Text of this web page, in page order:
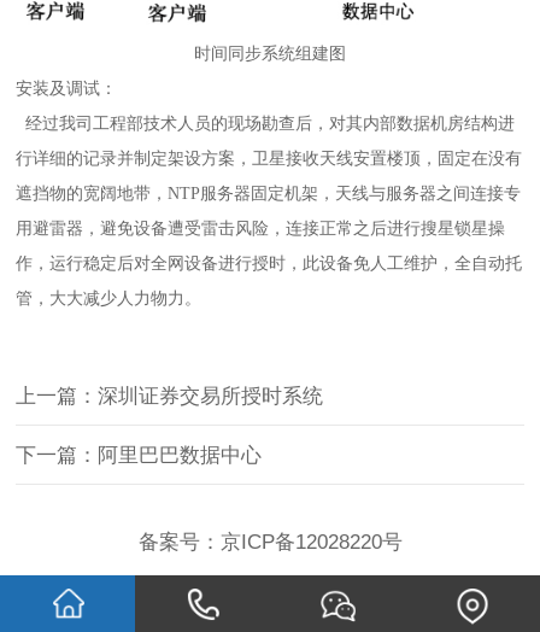
时间同步系统组建图
安装及调试：
经过我司工程部技术人员的现场勘查后，对其内部数据机房结构进
行详细的记录并制定架设方案，卫星接收天线安置楼顶，固定在没有
遮挡物的宽阔地带，NTP服务器固定机架，天线与服务器之间连接专
用避雷器，避免设备遭受雷击风险，连接正常之后进行搜星锁星操
作，运行稳定后对全网设备进行授时，此设备免人工维护，全自动托
管，大大减少人力物力。
上一篇：深圳证券交易所授时系统
下一篇：阿里巴巴数据中心
备案号： 京ICP备12028220号